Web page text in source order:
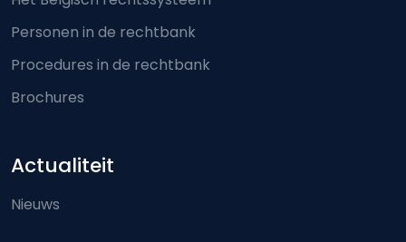
Personen in de rechtbank
Procedures in de rechtbank
Brochures
Actualiteit
Nieuws